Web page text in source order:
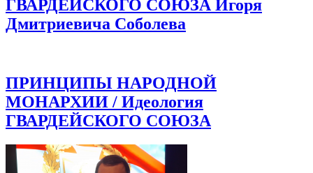
ГВАРДЕЙСКОГО СОЮЗА Игоря
Дмитриевича Соболева
ПРИНЦИПЫ НАРОДНОЙ
МОНАРХИИ / Идеология
ГВАРДЕЙСКОГО СОЮЗА